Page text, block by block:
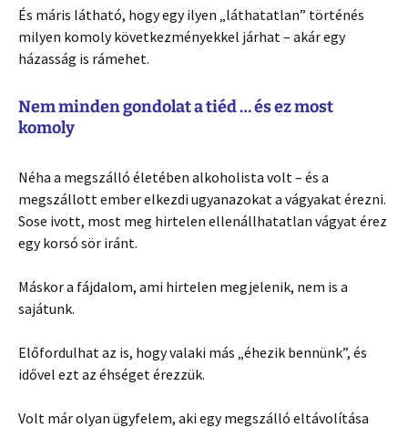
És máris látható, hogy egy ilyen „láthatatlan” történés
milyen komoly következményekkel járhat – akár egy
házasság is rámehet.
Nem minden gondolat a tiéd … és ez most
komoly
Néha a megszálló életében alkoholista volt – és a
megszállott ember elkezdi ugyanazokat a vágyakat érezni.
Sose ivott, most meg hirtelen ellenállhatatlan vágyat érez
egy korsó sör iránt.
Máskor a fájdalom, ami hirtelen megjelenik, nem is a
sajátunk.
Előfordulhat az is, hogy valaki más „éhezik bennünk”, és
idővel ezt az éhséget érezzük.
Volt már olyan ügyfelem, aki egy megszálló eltávolítása